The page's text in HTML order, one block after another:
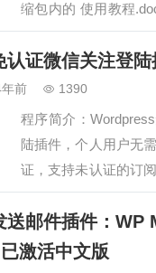
缩包内的 使用教程
为zblog程序2.网址必
协议4.zblog必须为伪
页自定义轮播2.首页
线客服4.自定义文章
证微信关注登陆
前 1390
程序简介：
陆插件，个人用户无
证，支持未认证的订
一键登录网站！首先
一下，进公众号，开
IP白名单以及开启服
邮件插件：WP
激活中文版